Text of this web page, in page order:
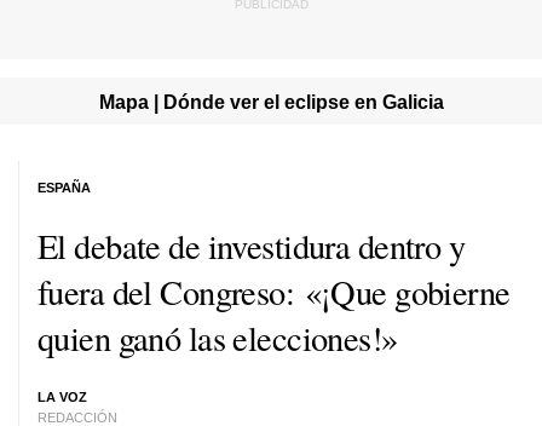
Mapa | Dónde ver el eclipse en Galicia
El debate de investidura dentro y
fuera del Congreso: «¡Que gobierne
quien ganó las elecciones!»
LA VOZ
REDACCIÓN
ESPAÑA